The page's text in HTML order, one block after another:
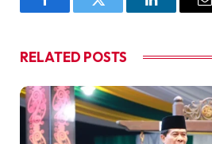
FacebookTwitter LinkedIn
RELATED POSTS